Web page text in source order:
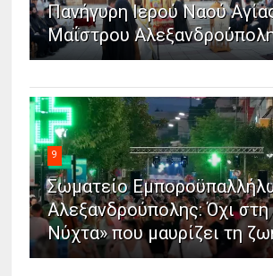
Πανήγυρη Ιερού Ναού
Μαΐστρου
9
Σωματείο
Αλεξανδρούπολης: Όχι
Νύχτα» που μαυρίζει τη